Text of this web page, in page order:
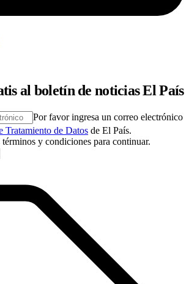
al boletín de noticias El País
Por favor ingresa un correo electrónico
Tratamiento de Datos de El País.
y condiciones para continuar.